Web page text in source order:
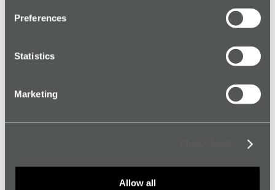
Preferences
Statistics
Marketing
Allow all